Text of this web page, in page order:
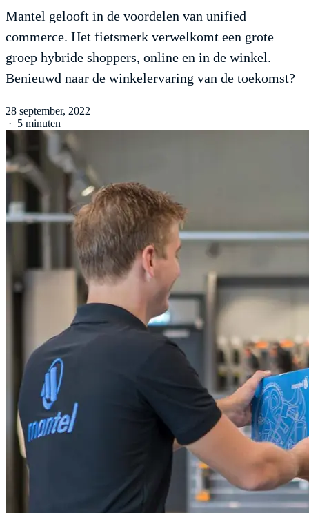
Mantel gelooft in de voordelen van unified
commerce. Het fietsmerk verwelkomt een grote
groep hybride shoppers, online en in de winkel.
Benieuwd naar de winkelervaring van de toekomst?
28 september, 2022
· 5 minuten